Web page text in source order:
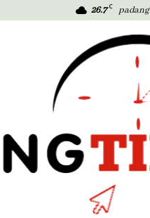
26.7 C padang